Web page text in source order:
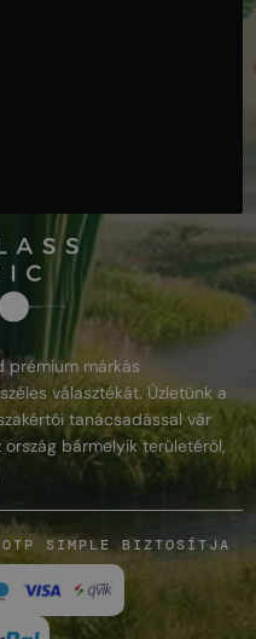
prémium márkás
választékát. Üzletünk a
tanácsadással vár
ország bármelyik területéről,
SIMPLE BIZTOSÍTJA